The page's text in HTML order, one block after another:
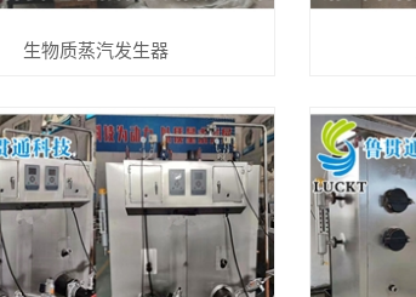
生物质蒸汽发生器